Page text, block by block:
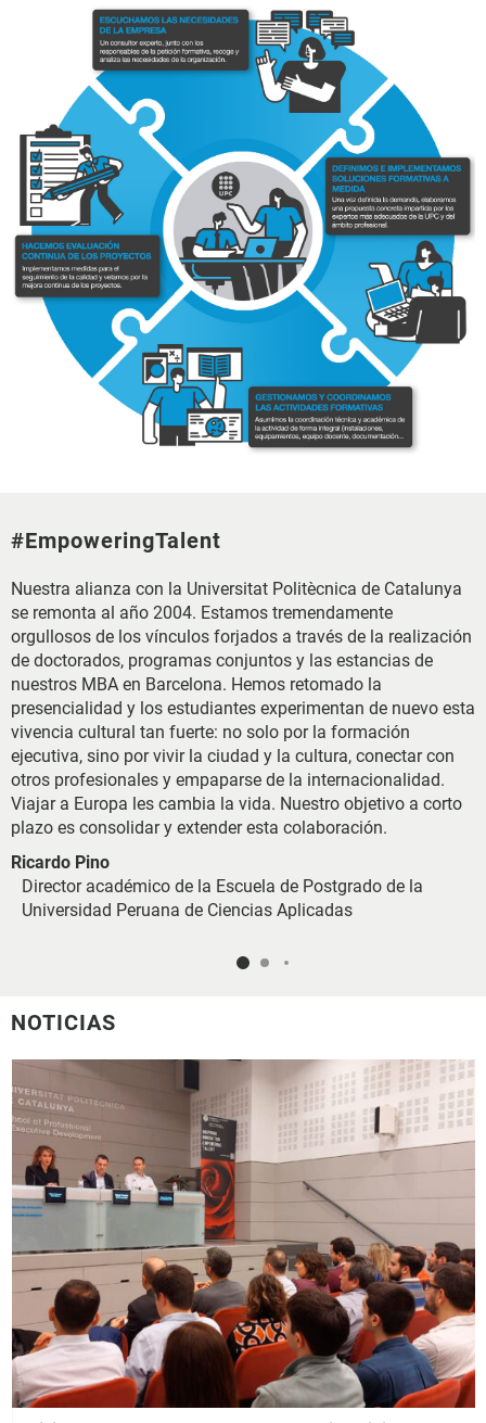
#EmpoweringTalent
Nuestra alianza con la Universitat Politècnica de Catalunya
se remonta al año 2004. Estamos tremendamente
orgullosos de los vínculos forjados a través de la realización
de doctorados, programas conjuntos y las estancias de
nuestros MBA en Barcelona. Hemos retomado la
presencialidad y los estudiantes experimentan de nuevo esta
vivencia cultural tan fuerte: no solo por la formación
ejecutiva, sino por vivir la ciudad y la cultura, conectar con
otros profesionales y empaparse de la internacionalidad.
Viajar a Europa les cambia la vida. Nuestro objetivo a corto
plazo es consolidar y extender esta colaboración.
Ricardo Pino
Director académico de la Escuela de Postgrado de la
Universidad Peruana de Ciencias Aplicadas
NOTICIAS